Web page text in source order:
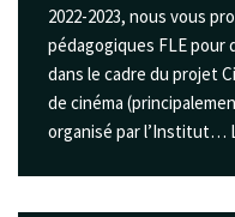
2022-2023, nous vous
pédagogiques FLE pour
dans le cadre du projet
de cinéma
organisé par l’Institut…